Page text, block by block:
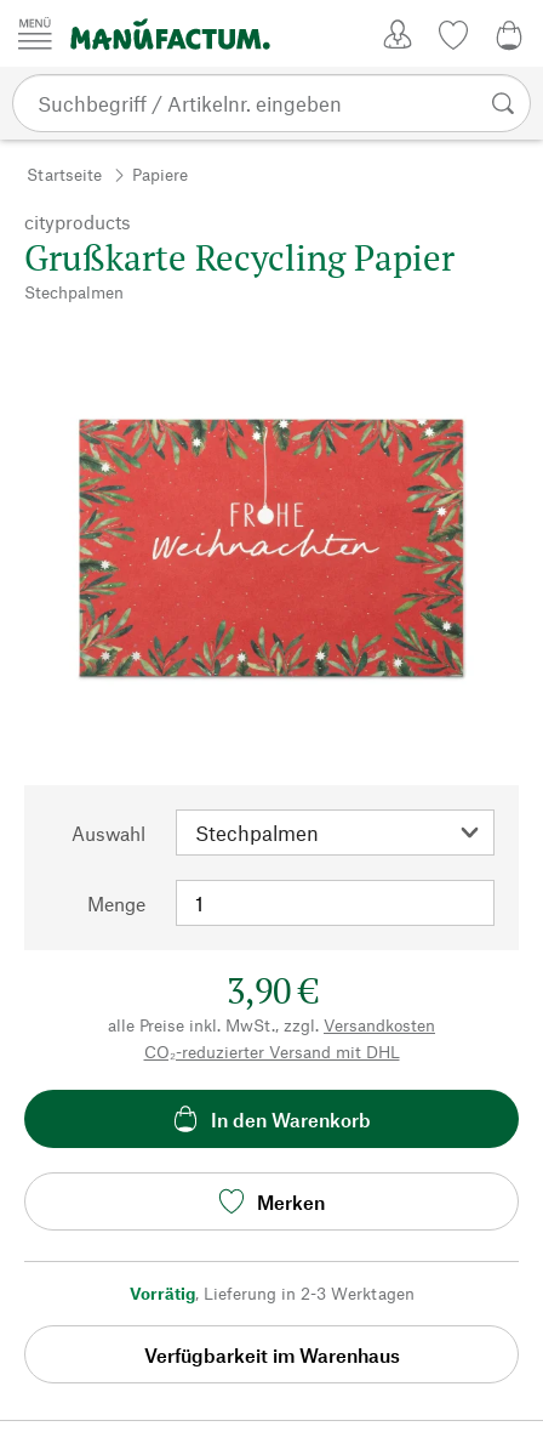
Zum Inhalt springen
Startseite Papiere
cityproducts
Grußkarte Recycling Papier
Stechpalmen
Auswahl
Menge
3,90 €
alle Preise inkl. MwSt., zzgl. Versandkosten
CO₂-reduzierter Versand mit DHL
In den Warenkorb
Merken
Vorrätig, Lieferung in 2-3 Werktagen
Verfügbarkeit im Warenhaus